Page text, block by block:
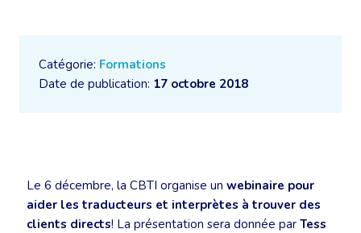
Catégorie: Formations
Date de publication: 17 octobre 2018
Le 6 décembre, la CBTI organise un webinaire pour
aider les traducteurs et interprètes à trouver des
clients directs! La présentation sera donnée par Tess